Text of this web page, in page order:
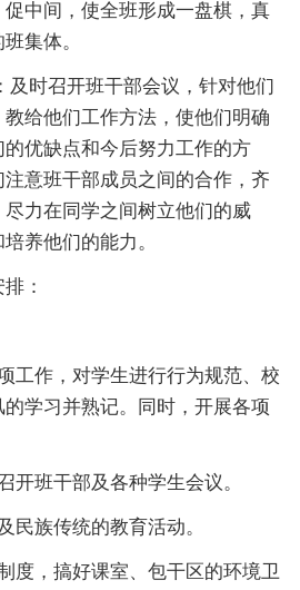
中间，使全班形成一盘棋，真
集体。
及时召开班干部会议，针对他们
给他们工作方法，使他们明确
优缺点和今后努力工作的方
意班干部成员之间的合作，齐
力在同学之间树立他们的威
养他们的能力。
：
工作，对学生进行行为规范、校
学习并熟记。同时，开展各项
开班干部及各种学生会议。
民族传统的教育活动。
度，搞好课室、包干区的环境卫